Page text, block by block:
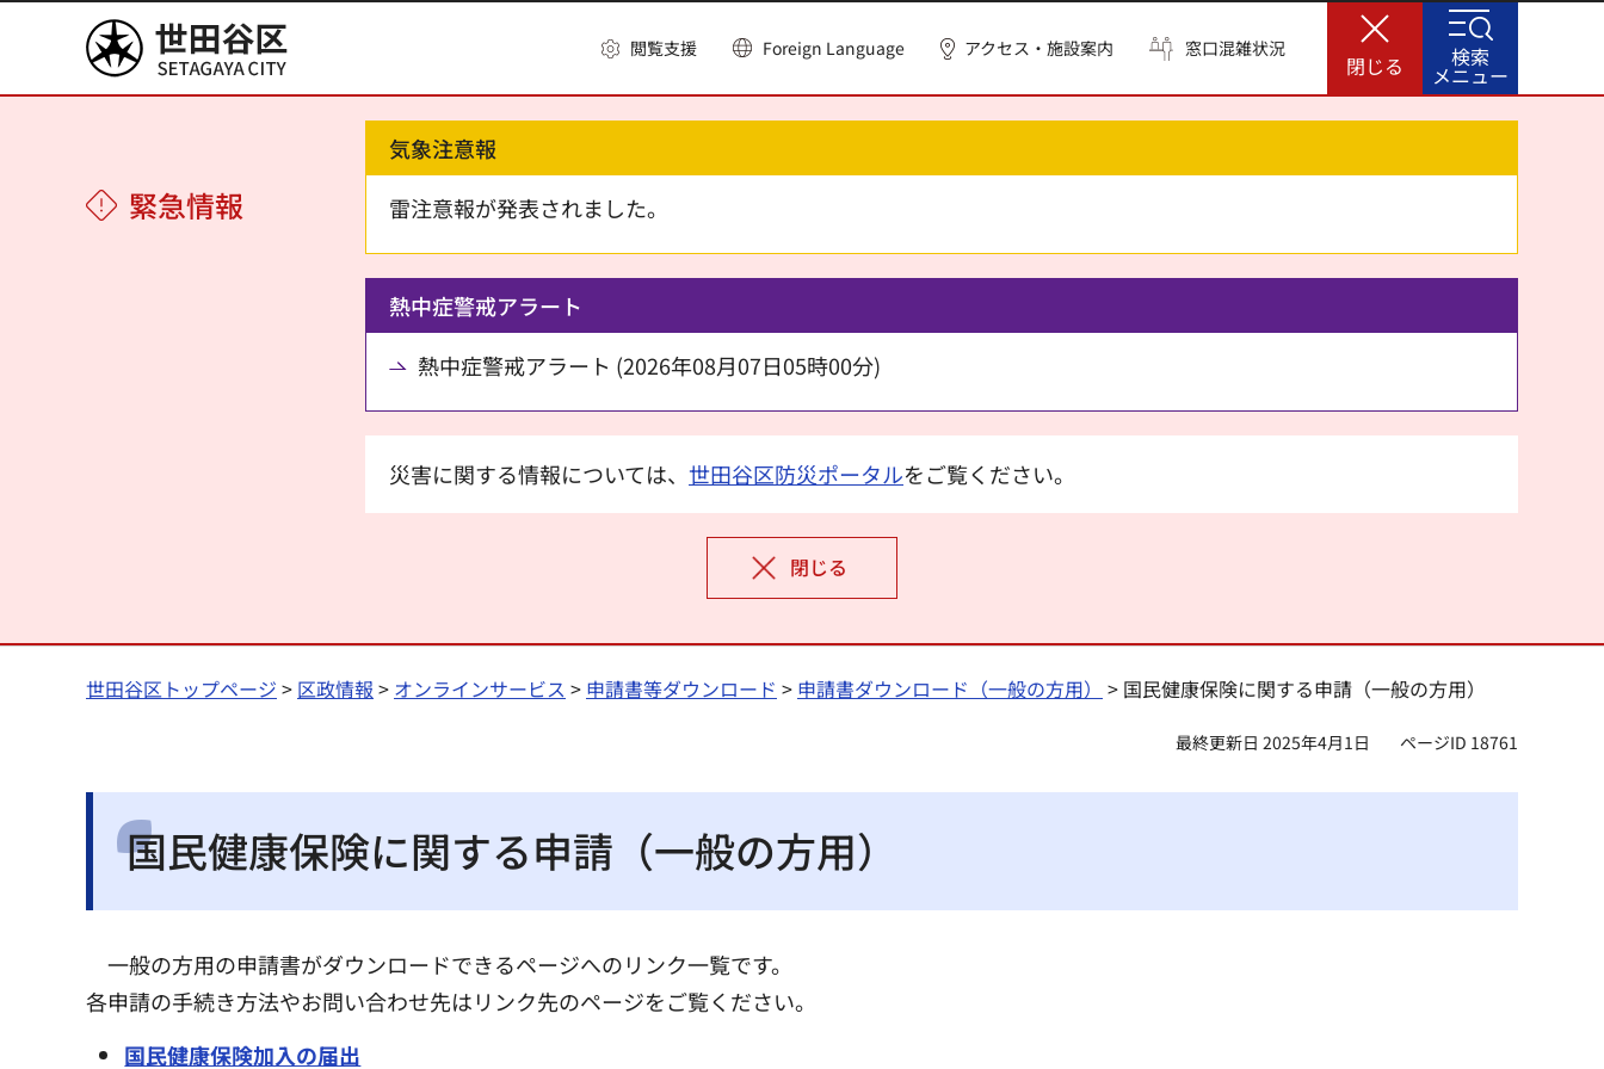
世田谷区 閲覧支援 Foreign Language アクセス・施設案内 窓口混雑状況
閉じる
緊急情報
気象注意報
雷注意報が発表されました。
熱中症警戒アラート
熱中症警戒アラート (2026年08月07日05時00分)
災害に関する情報については、 世田谷区防災ポータルをご覧ください。
閉じる
検索
メニュー
世田谷区トップページ > 区政情報 > オンラインサービス > 申請書等ダウンロード > 申請書ダウンロード（一般の方用） > 国民健康保険に関する申請（一般の方用）
最終更新日 2025年4月1日 ページID 18761
国民健康保険に関する申請（一般の方用）
一般の方用の申請書がダウンロードできるページへのリンク一覧です。
各申請の手続き方法やお問い合わせ先はリンク先のページをご覧ください。
国民健康保険加入の届出